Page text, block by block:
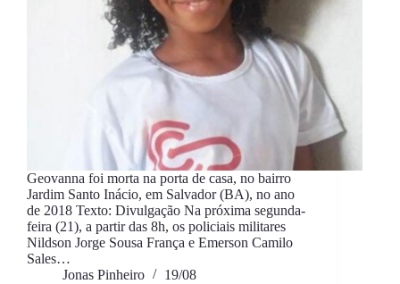
Geovanna foi morta na porta de casa, no bairro
Jardim Santo Inácio, em Salvador (BA), no ano
de 2018 Texto: Divulgação Na próxima segunda-
feira (21), a partir das 8h, os policiais militares
Nildson Jorge Sousa França e Emerson Camilo
Sales…
Jonas Pinheiro
19/08